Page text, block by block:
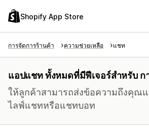
Shopify App Store
การจัดการร้านค้า ความช่วยเหลือ แชท
แอปแชท ทั้งหมดที่มีฟีเจอร์สำหรับ ก
ให้ลูกค้าสามารถส่งข้อความถึงคุณแ
ไลฟ์แชทหรือแชทบอท